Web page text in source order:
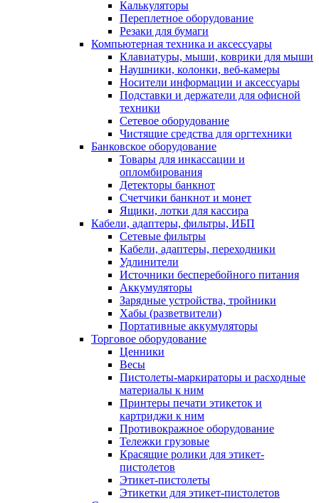
Калькуляторы
Переплетное оборудование
Резаки для бумаги
Компьютерная техника и аксессуары
Клавиатуры, мыши, коврики для мыши
Наушники, колонки, веб-камеры
Носители информации и аксессуары
Подставки и держатели для офисной
техники
Сетевое оборудование
Чистящие средства для оргтехники
Банковское оборудование
Товары для инкассации и
опломбирования
Детекторы банкнот
Счетчики банкнот и монет
Ящики, лотки для кассира
Кабели, адаптеры, фильтры, ИБП
Сетевые фильтры
Кабели, адаптеры, переходники
Удлинители
Источники бесперебойного питания
Аккумуляторы
Зарядные устройства, тройники
Хабы (разветвители)
Портативные аккумуляторы
Торговое оборудование
Ценники
Весы
Пистолеты-маркираторы и расходные
материалы к ним
Принтеры печати этикеток и
картриджи к ним
Противокражное оборудование
Тележки грузовые
Красящие ролики для этикет-
пистолетов
Этикет-пистолеты
Этикетки для этикет-пистолетов